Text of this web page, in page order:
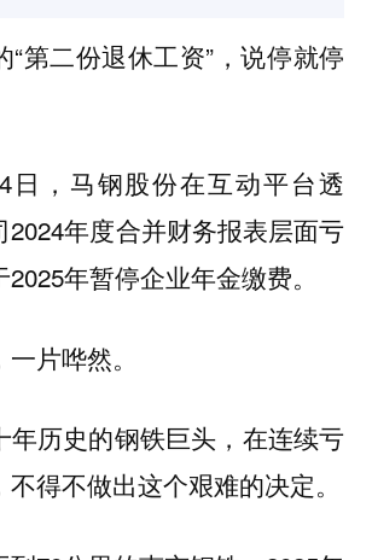
“第二份退休工资”，说停就停
日，马钢股份在互动平台透
2024年度合并财务报表层面亏
年暂停企业年金缴费。
片哗然。
年历史的钢铁巨头，在连续亏
得不做出这个艰难的决定。